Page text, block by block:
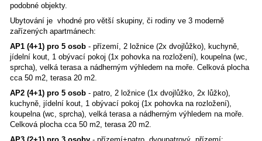
VILA PŘÍMO U MOŘE AŽ PRO 13 OSOB
VLASTNÍ PLÁŽÍ!
AKCE SLEVA 15% na celou vilu platí pro měsíce
ČERVEN, ZÁŘÍ
V období 27.06.-05.09.2026 se pronajímá pouze celá vila!
uvedenou dobu lze apartmány rezervovat samostatně.
Objekt se nachází mimo obytnou oblast Sevidu, leží přímo
vzdálenost je15 metrů od moře . Dům je osamocen v
zátoce zvané Stari Trogir
mezi Rogoznicí a Marinou